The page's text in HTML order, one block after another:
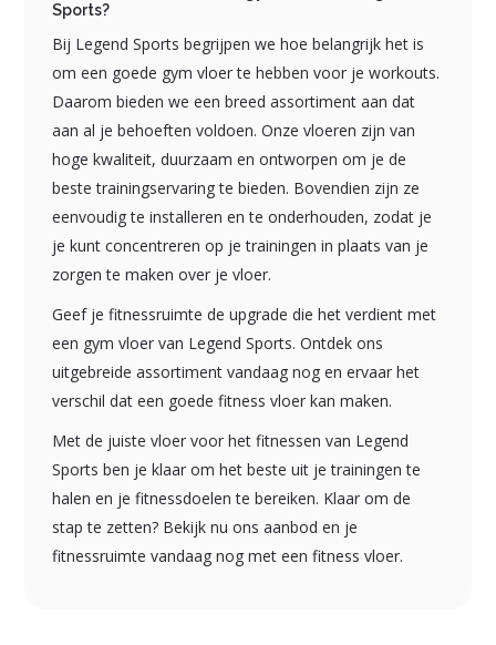
Sports?
Bij Legend Sports begrijpen we hoe belangrijk het is
om een goede gym vloer te hebben voor je workouts.
Daarom bieden we een breed assortiment aan dat
aan al je behoeften voldoen. Onze vloeren zijn van
hoge kwaliteit, duurzaam en ontworpen om je de
beste trainingservaring te bieden. Bovendien zijn ze
eenvoudig te installeren en te onderhouden, zodat je
je kunt concentreren op je trainingen in plaats van je
zorgen te maken over je vloer.
Geef je fitnessruimte de upgrade die het verdient met
een gym vloer van Legend Sports. Ontdek ons
uitgebreide assortiment vandaag nog en ervaar het
verschil dat een goede fitness vloer kan maken.
Met de juiste vloer voor het fitnessen van Legend
Sports ben je klaar om het beste uit je trainingen te
halen en je fitnessdoelen te bereiken. Klaar om de
stap te zetten? Bekijk nu ons aanbod en je
fitnessruimte vandaag nog met een fitness vloer.